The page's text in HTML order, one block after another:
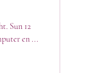
Sun 12
en ...